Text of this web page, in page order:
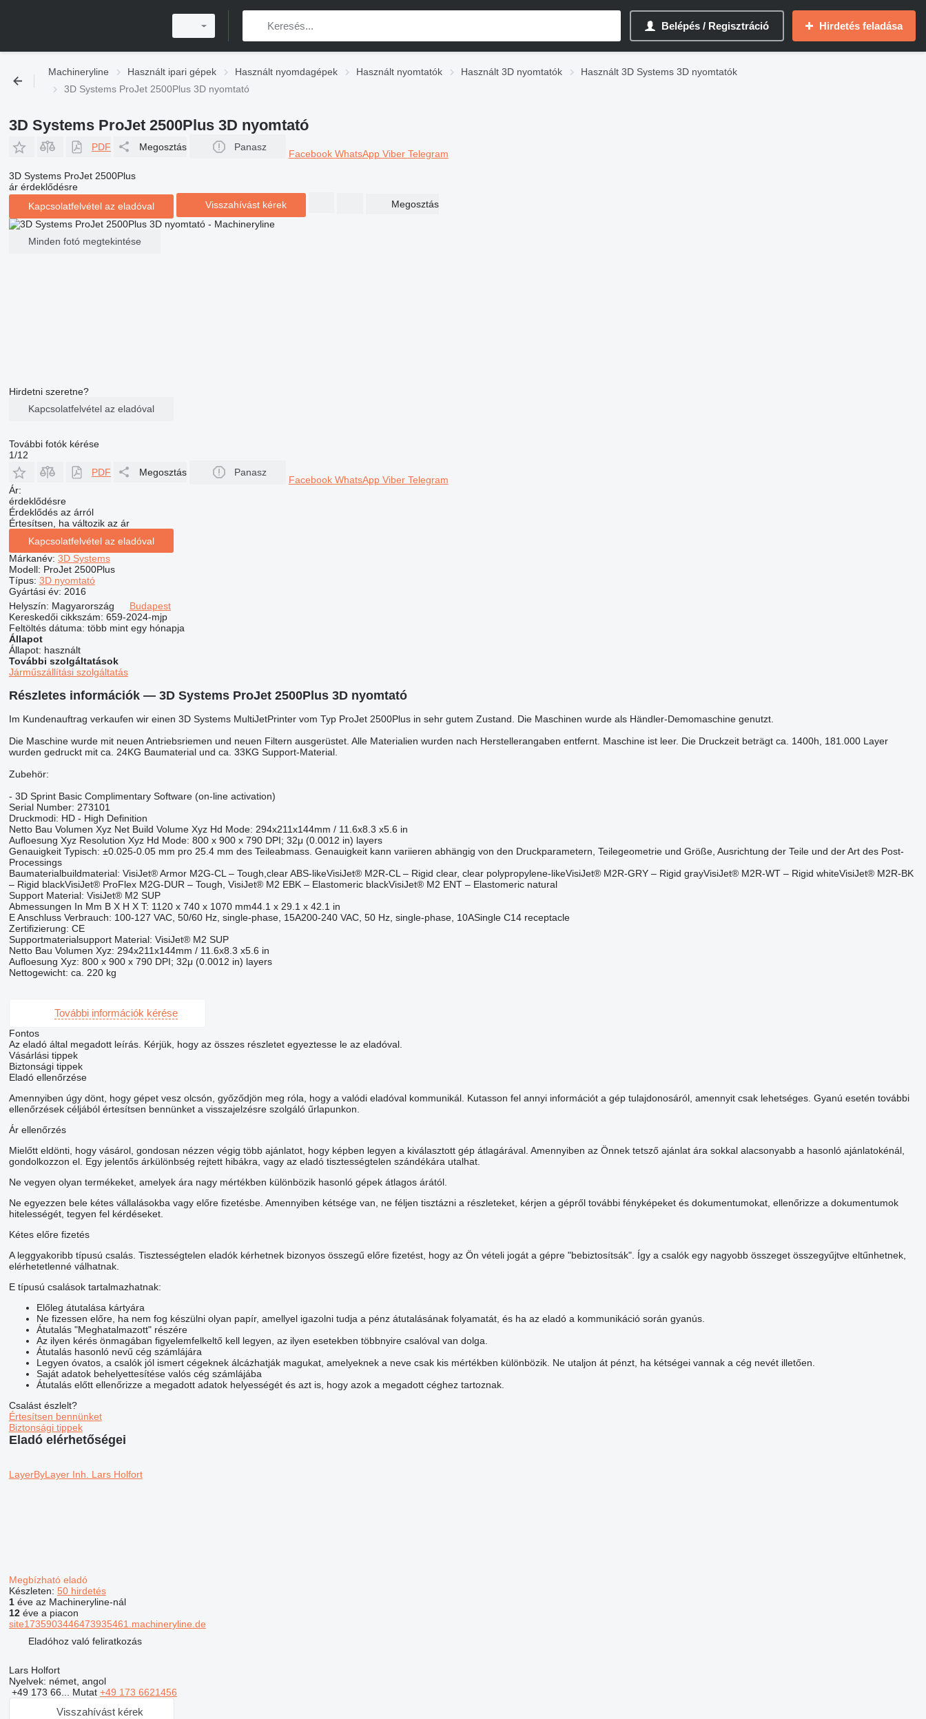
Belépés / Regisztráció Hirdetés feladása
Machineryline Használt ipari gépek Használt nyomdagépek Használt nyomtatók Használt 3D nyomtatók
Használt 3D Systems 3D nyomtatók
3D Systems ProJet 2500Plus 3D nyomtató
3D Systems ProJet 2500Plus 3D nyomtató
PDF Megosztás Panasz
Facebook WhatsApp Viber Telegram
3D Systems ProJet 2500Plus
ár érdeklődésre
Kapcsolatfelvétel az eladóval
Visszahívást kérek Megosztás
Minden fotó megtekintése
Hirdetni szeretne?
Kapcsolatfelvétel az eladóval
További fotók kérése
1/12
PDF
Megosztás Panasz
Facebook WhatsApp Viber Telegram
Ár:
érdeklődésre
Érdeklődés az árról
Értesítsen, ha változik az ár
Kapcsolatfelvétel az eladóval
Márkanév: 3D Systems
Modell: ProJet 2500Plus
Típus: 3D nyomtató
Gyártási év: 2016
Helyszín: Magyarország
Budapest
Kereskedői cikkszám: 659-2024-mjp
Feltöltés dátuma: több mint egy hónapja
Állapot
Állapot: használt
További szolgáltatások
Járműszállítási szolgáltatás
Részletes információk — 3D Systems ProJet 2500Plus 3D nyomtató
Im Kundenauftrag verkaufen wir einen 3D Systems MultiJetPrinter vom Typ ProJet 2500Plus in sehr gutem Zustand. Die Maschinen wurde als Händler-Demomaschine genutzt.
Die Maschine wurde mit neuen Antriebsriemen und neuen Filtern ausgerüstet. Alle Materialien wurden nach Herstellerangaben entfernt. Maschine ist leer. Die Druckzeit beträgt ca. 1400h, 181.000 Layer
wurden gedruckt mit ca. 24KG Baumaterial und ca. 33KG Support-Material.
Zubehör:
- 3D Sprint Basic Complimentary Software (on-line activation)
Serial Number: 273101
Druckmodi: HD - High Definition
Netto Bau Volumen Xyz Net Build Volume Xyz Hd Mode: 294x211x144mm / 11.6x8.3 x5.6 in
Aufloesung Xyz Resolution Xyz Hd Mode: 800 x 900 x 790 DPI; 32μ (0.0012 in) layers
Genauigkeit Typisch: ±0.025-0.05 mm pro 25.4 mm des Teileabmass. Genauigkeit kann variieren abhängig von den Druckparametern, Teilegeometrie und Größe, Ausrichtung der Teile und der Art des Post-
Processings
Baumaterialbuildmaterial: VisiJet® Armor M2G-CL – Tough,clear ABS-likeVisiJet® M2R-CL – Rigid clear, clear polypropylene-likeVisiJet® M2R-GRY – Rigid grayVisiJet® M2R-WT – Rigid whiteVisiJet® M2R-BK
– Rigid blackVisiJet® ProFlex M2G-DUR – Tough, VisiJet® M2 EBK – Elastomeric blackVisiJet® M2 ENT – Elastomeric natural
Support Material: VisiJet® M2 SUP
Abmessungen In Mm B X H X T: 1120 x 740 x 1070 mm44.1 x 29.1 x 42.1 in
E Anschluss Verbrauch: 100-127 VAC, 50/60 Hz, single-phase, 15A200-240 VAC, 50 Hz, single-phase, 10ASingle C14 receptacle
Zertifizierung: CE
Supportmaterialsupport Material: VisiJet® M2 SUP
Netto Bau Volumen Xyz: 294x211x144mm / 11.6x8.3 x5.6 in
Aufloesung Xyz: 800 x 900 x 790 DPI; 32μ (0.0012 in) layers
Nettogewicht: ca. 220 kg
További információk kérése
Fontos
Az eladó által megadott leírás. Kérjük, hogy az összes részletet egyeztesse le az eladóval.
Vásárlási tippek
Biztonsági tippek
Eladó ellenőrzése
Amennyiben úgy dönt, hogy gépet vesz olcsón, győződjön meg róla, hogy a valódi eladóval kommunikál. Kutasson fel annyi információt a gép tulajdonosáról, amennyit csak lehetséges. Gyanú esetén további
ellenőrzések céljából értesítsen bennünket a visszajelzésre szolgáló űrlapunkon.
Ár ellenőrzés
Mielőtt eldönti, hogy vásárol, gondosan nézzen végig több ajánlatot, hogy képben legyen a kiválasztott gép átlagárával. Amennyiben az Önnek tetsző ajánlat ára sokkal alacsonyabb a hasonló ajánlatokénál,
gondolkozzon el. Egy jelentős árkülönbség rejtett hibákra, vagy az eladó tisztességtelen szándékára utalhat.
Ne vegyen olyan termékeket, amelyek ára nagy mértékben különbözik hasonló gépek átlagos árától.
Ne egyezzen bele kétes vállalásokba vagy előre fizetésbe. Amennyiben kétsége van, ne féljen tisztázni a részleteket, kérjen a gépről további fényképeket és dokumentumokat, ellenőrizze a dokumentumok
hitelességét, tegyen fel kérdéseket.
Kétes előre fizetés
A leggyakoribb típusú csalás. Tisztességtelen eladók kérhetnek bizonyos összegű előre fizetést, hogy az Ön vételi jogát a gépre "bebiztosítsák". Így a csalók egy nagyobb összeget összegyűjtve eltűnhetnek,
elérhetetlenné válhatnak.
E típusú csalások tartalmazhatnak:
Előleg átutalása kártyára
Ne fizessen előre, ha nem fog készülni olyan papír, amellyel igazolni tudja a pénz átutalásának folyamatát, és ha az eladó a kommunikáció során gyanús.
Átutalás "Meghatalmazott" részére
Az ilyen kérés önmagában figyelemfelkeltő kell legyen, az ilyen esetekben többnyire csalóval van dolga.
Átutalás hasonló nevű cég számlájára
Legyen óvatos, a csalók jól ismert cégeknek álcázhatják magukat, amelyeknek a neve csak kis mértékben különbözik. Ne utaljon át pénzt, ha kétségei vannak a cég nevét illetően.
Saját adatok behelyettesítése valós cég számlájába
Átutalás előtt ellenőrizze a megadott adatok helyességét és azt is, hogy azok a megadott céghez tartoznak.
Csalást észlelt?
Értesítsen bennünket
Biztonsági tippek
Eladó elérhetőségei
LayerByLayer Inh. Lars Holfort
Megbízható eladó
Készleten: 50 hirdetés
1éve az Machineryline-nál
12éve a piacon
site1735903446473935461.machineryline.de
Eladóhoz való feliratkozás
Lars Holfort
Nyelvek: német, angol
+49 173 66... Mutat +49 173 6621456
Visszahívást kérek